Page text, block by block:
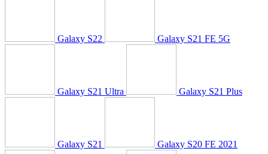
Galaxy S22 Galaxy S21 FE 5G
Galaxy S21 Ultra Galaxy S21 Plus
Galaxy S21 Galaxy S20 FE 2021